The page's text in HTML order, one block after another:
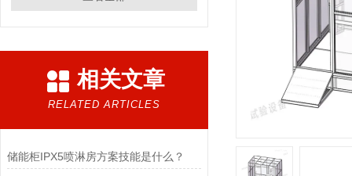
相关文章
RELATED ARTICLES
储能柜IPX5喷淋房方案技能是什么？